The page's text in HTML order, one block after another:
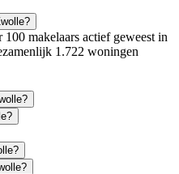
makelaars actief geweest in
1.722 woningen